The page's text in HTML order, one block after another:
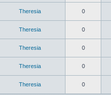
Theresia 0
Theresia 0
Theresia 0
Theresia 0
Theresia 0